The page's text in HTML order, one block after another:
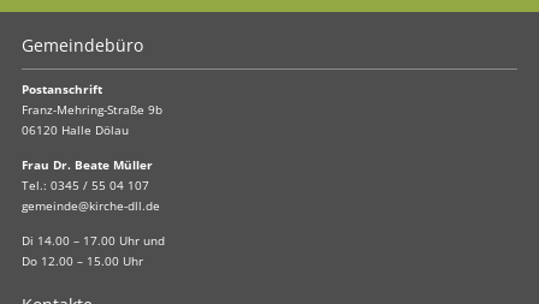
Gemeindebüro
Postanschrift
Franz-Mehring-Straße 9b
06120 Halle Dölau
Frau Dr. Beate Müller
Tel.: 0345 / 55 04 107
gemeinde@kirche-dll.de
Di 14.00 – 17.00 Uhr und
Do 12.00 – 15.00 Uhr